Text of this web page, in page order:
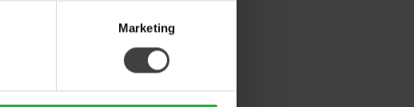
Marketing